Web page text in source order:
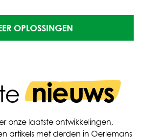
OPLOSSINGEN
nieuws
onze laatste ontwikkelingen,
artikels met derden in Oerlemans